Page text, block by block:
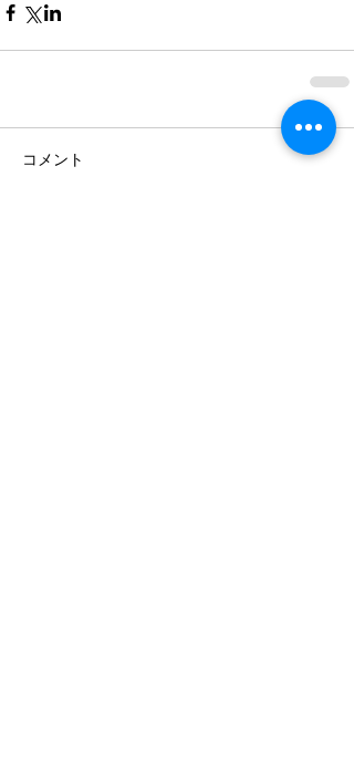
コメント